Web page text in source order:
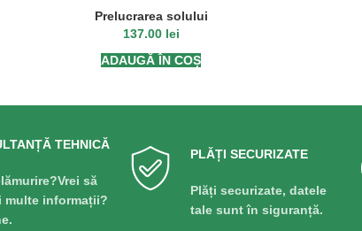
Prelucrarea solului
137.00 lei
ADAUGĂ ÎN COȘ
TEHNICĂ
să
multe informații?
PLĂȚI SECURIZATE
Plăți securizate, datele
tale sunt în siguranță.